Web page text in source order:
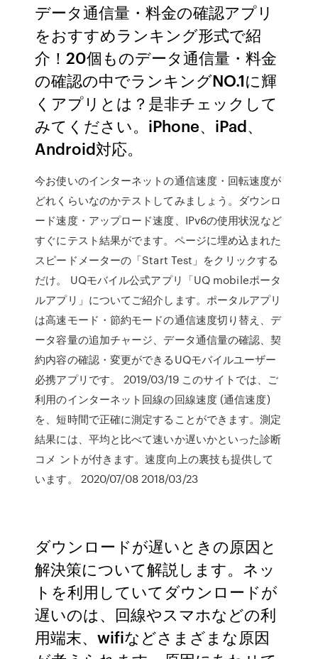
データ通信量・料金の確認アプリ
をおすすめランキング形式で紹
介！20個ものデータ通信量・料金
の確認の中でランキングNO.1に輝
くアプリとは？是非チェックして
みてください。iPhone、iPad、
Android対応。
今お使いのインターネットの通信速度・回転速度が
どれくらいなのかテストしてみましょう。ダウンロ
ード速度・アップロード速度、IPv6の使用状況など
すぐにテスト結果がでます。ページに埋め込まれた
スピードメーターの「Start Test」をクリックする
だけ。 UQモバイル公式アプリ「UQ mobileポータ
ルアプリ」についてご紹介します。ポータルアプリ
は高速モード・節約モードの通信速度切り替え、デ
ータ容量の追加チャージ、データ通信量の確認、契
約内容の確認・変更ができるUQモバイルユーザー
必携アプリです。 2019/03/19 このサイトでは、ご
利用のインターネット回線の回線速度 (通信速度)
を、短時間で正確に測定することができます。測定
結果には、平均と比べて速いか遅いかといった診断
コメ ントが付きます。速度向上の裏技も提供して
います。 2020/07/08 2018/03/23
ダウンロードが遅いときの原因と
解決策について解説します。ネッ
トを利用していてダウンロードが
遅いのは、回線やスマホなどの利
用端末、wifiなどさまざまな原因